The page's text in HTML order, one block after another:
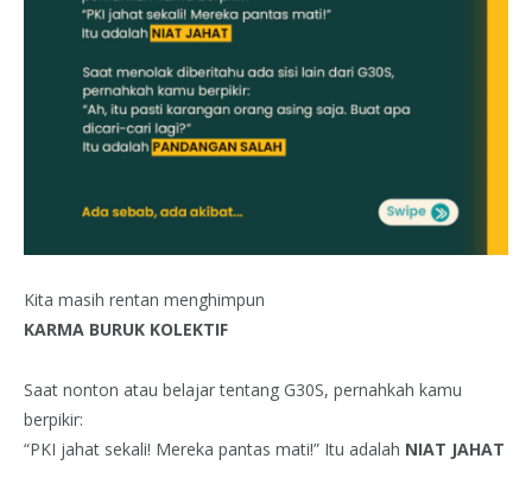
Kita masih rentan menghimpun
KARMA BURUK KOLEKTIF
Saat nonton atau belajar tentang G30S, pernahkah kamu
berpikir:
“PKI jahat sekali! Mereka pantas mati!” Itu adalah NIAT JAHAT